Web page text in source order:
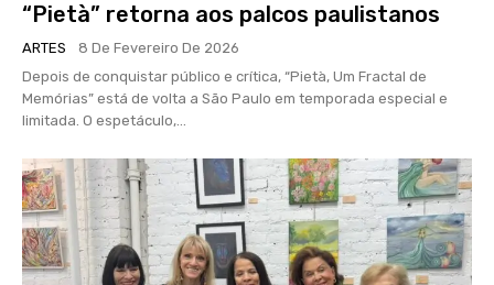
“Pietà” retorna aos palcos paulistanos
ARTES
8 De Fevereiro De 2026
Depois de conquistar público e crítica, “Pietà, Um Fractal de
Memórias” está de volta a São Paulo em temporada especial e
limitada. O espetáculo,...